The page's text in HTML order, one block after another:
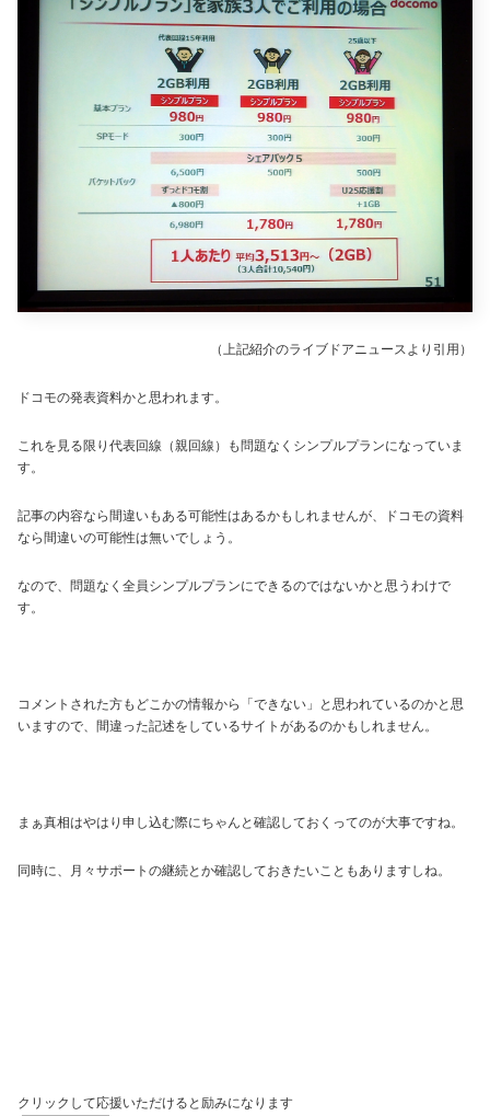
（上記紹介のライブドアニュースより引用）
ドコモの発表資料かと思われます。
これを見る限り代表回線（親回線）も問題なくシンプルプランになっていま
す。
記事の内容なら間違いもある可能性はあるかもしれませんが、ドコモの資料
なら間違いの可能性は無いでしょう。
なので、問題なく全員シンプルプランにできるのではないかと思うわけで
す。
コメントされた方もどこかの情報から「できない」と思われているのかと思
いますので、間違った記述をしているサイトがあるのかもしれません。
まぁ真相はやはり申し込む際にちゃんと確認しておくってのが大事ですね。
同時に、月々サポートの継続とか確認しておきたいこともありますしね。
クリックして応援いただけると励みになります